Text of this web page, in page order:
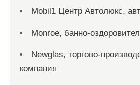
Mobil1 Центр Автолюкс,
Monroe, банно-
Newglas, торгово-
компания